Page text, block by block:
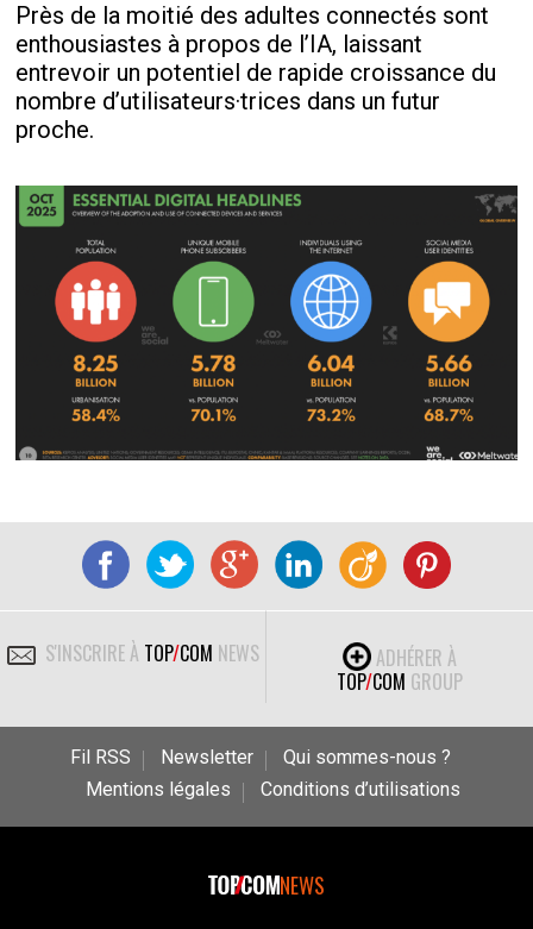
Près de la moitié des adultes connectés sont
enthousiastes à propos de l’IA, laissant
entrevoir un potentiel de rapide croissance du
nombre d’utilisateurs·trices dans un futur
proche.
S'INSCRIRE À TOP/COM NEWS
ADHÉRER À
TOP/COM GROUP
Fil RSS Newsletter
Qui sommes-nous ?
Mentions légales
Conditions d’utilisations
NEWS